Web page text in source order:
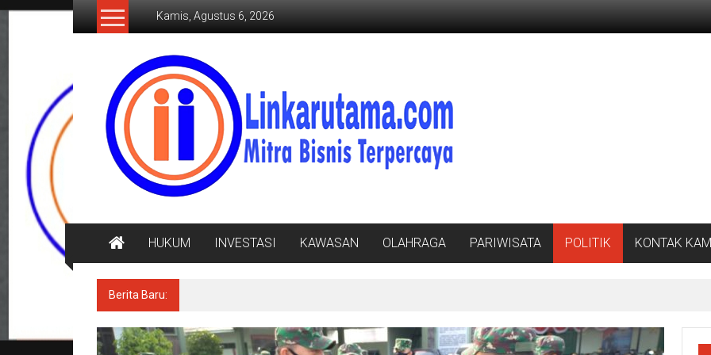
Lompat
Kamis, Agustus 6, 2026
LINKARUTAMA.COM
Mitra
Bisnis
Terpercaya
HUKUM INVESTASI KAWASAN OLAHRAGA PARIWISATA POLITIK KONTAK
Berita Baru: